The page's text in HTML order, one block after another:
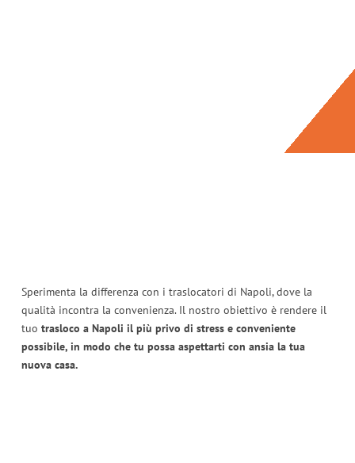
Sperimenta la differenza con i traslocatori di Napoli, dove la
qualità incontra la convenienza. Il nostro obiettivo è rendere il
tuo trasloco a Napoli il più privo di stress e conveniente
possibile, in modo che tu possa aspettarti con ansia la tua
nuova casa.